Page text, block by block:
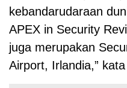
kebandarudaraan
APEX in Security
juga merupakan
Airport, Irlandia,”